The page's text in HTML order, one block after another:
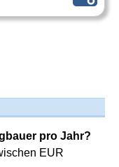
pro Jahr?
EUR